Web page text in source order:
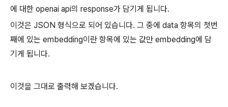
에 대한 openai api의 response가 담기게 됩니다.
이것은 JSON 형식으로 되어 있습니다. 그 중에 data 항목의 첫번
째에 있는 embedding이란 항목에 있는 값만 embedding에 담
기게 됩니다.
이것을 그대로 출력해 보겠습니다.